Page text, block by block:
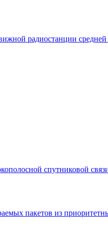
радиостанции
спутниковой
пакетов из